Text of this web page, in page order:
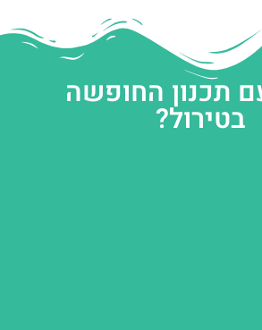
תכנון החופשה
בטירול?